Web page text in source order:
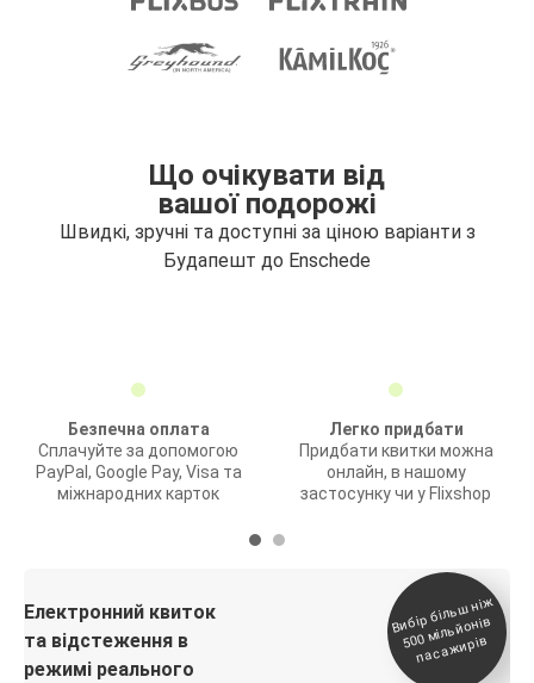
Що очікувати від
вашої подорожі
Швидкі, зручні та доступні за ціною варіанти з
Будапешт до Enschede
Безпечна оплата
Сплачуйте за допомогою
PayPal, Google Pay, Visa та
міжнародних карток
Легко придбати
Придбати квитки можна
онлайн, в нашому
застосунку чи у Flixshop
Електронний квиток
та відстеження в
режимі реального
Вибір біль
ш ні
ж
500
мільйонів
паса
жирів